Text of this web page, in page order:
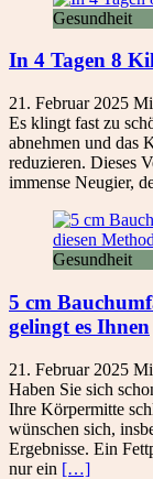
Gesundheit
In 4 Tagen 8
21. Februar 2025
Es klingt fast zu
abnehmen und das
reduzieren. Dieses
immense Neugier,
Gesundheit
5 cm
gelingt es Ihnen
21. Februar 2025
Haben Sie sich
Ihre Körpermitte
wünschen sich,
Ergebnisse. Ein
nur ein […]